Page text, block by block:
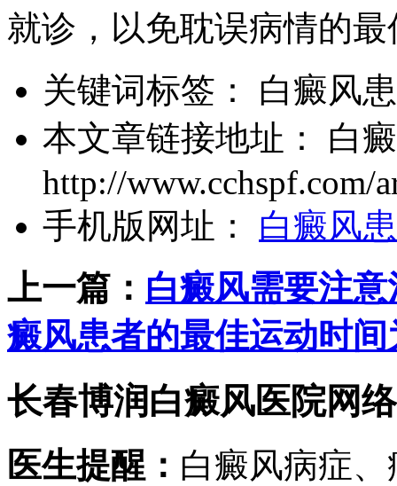
就诊，以免耽误病情的
关键词标签：
白癜风
本文章链接地址：
白
http://www.cchspf.com/
手机版网址：
白癜风
上一篇： 白癜风需要注
癜风患者的最佳运动时间
长春博润白癜风医院网
医生提醒： 白癜风病症